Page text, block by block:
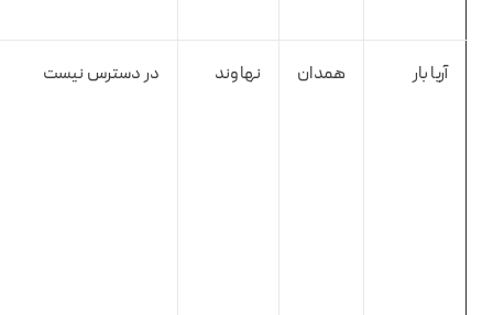
آریا بار همدان نهاوند در دسترس نیست